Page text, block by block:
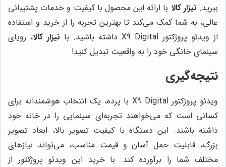
ببرید. نیزار کالا با ارائه این محصول با کیفیت و خدمات پشتیبانی
عالی، به شما کمک می‌کند تا بهترین تجربه را از خرید و استفاده
از ویدئو پروژکتور X9 Digital داشته باشید. با
نیزار کالا، رویای
سینمای خانگی خود را به واقعیت تبدیل کنید!
نتیجه‌گیری
ویدئو پروژکتور X9 Digital با پرده، یک انتخاب هوشمندانه برای
کسانی است که می‌خواهند تجربه‌ای سینمایی را در خانه خود
داشته باشند. این دستگاه با کیفیت تصویر بالا، ابعاد تصویر
بزرگ، قابلیت حمل آسان و قیمت مناسب، می‌تواند نیازهای
مختلف شما را برآورده کند. با خرید این ویدئو پروژکتور از